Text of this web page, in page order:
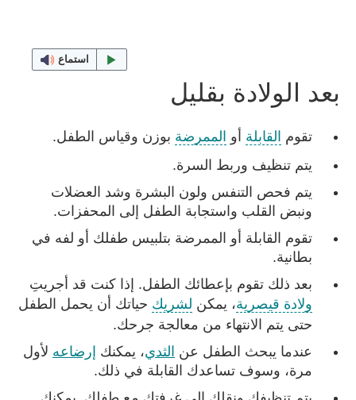
استماع
بعد الولادة بقليل
تقوم القابلة أو الممرضة بوزن وقياس الطفل.
يتم تنظيف وربط السرة.
يتم فحص التنفس ولون البشرة وشد العضلات
ونبض القلب واستجابة الطفل إلى المحفزات.
تقوم القابلة أو الممرضة بتلبيس طفلك أو لفه في
بطانية.
بعد ذلك تقوم بإعطائك الطفل. إذا كنت قد أجريتِ
ولادة قيصرية، يمكن لشريك حياتك أن يحمل الطفل
حتى يتم الانتهاء من معالجة جرحك.
عندما يبحث الطفل عن الثدي، يمكنك إرضاعه لأول
مرة، وسوف تساعدك القابلة في ذلك.